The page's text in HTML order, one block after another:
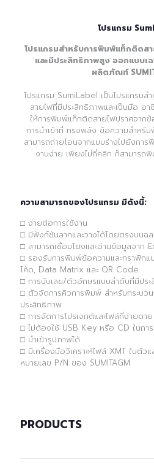
โปรแกรม
โปรแกรมสำหรับการพิมพ์แท็กติดส
และมีประสิทธิภาพสูง ออกแบบเ
ผลิตภัณฑ์
โปรแกรม SumiLabel เป็นโปรแกรม
สายไฟที่มีประสิทธิภาพและเป็นมือ อ
ให้การพิมพ์แท็กติดสายไฟปราศจาก
การนำเข้าที่ ทรจพลัง ข้อความสำหรั
สามารถถ่ายโอนจากแบบร่างไปยังกา
งานง่าย เพียงไม่กี่คลิก ก็สามารถ
ความสามารถของโปรแกรม มีดังนี้:
□ ง่ายต่อการใช้งาน
□ มีฟังก์ชันลากและวางได้โดยตรงบนฉ
□ สามารถเชื่อมโยงและอ่านข้อมูลจาก
□ รองรับการพิมพ์ข้อความและกราฟิกแ
โค้ด, Data Matrix และ QR Code
□ การนับเลข/ตัวอักษรแบบลำดับที่มีปร
□ ตัวจัดการคิวการพิมพ์ สำหรับกระบว
ประสิทธิภาพ
□ การจัดการโปรเจกต์และไฟล์ที่ง่ายดาย
□ ไม่ต้องใช้ USB Key หรือ CD ในการ
□ นำเข้ารูปภาพได้
□ มีเครื่องมือวิเคราะห์ไฟล์ XMT ในตัวแ
หมายเลข P/N ของ SUMITAGM
PRODUCTS